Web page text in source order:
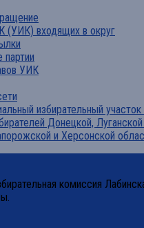
(УИК) входящих в округ
партии
УИК
избирательный
Донецкой,
и Херсонской
комиссия